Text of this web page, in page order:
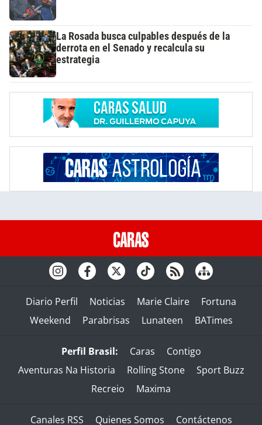
La Rosada busca culpables después de la
derrota en el Senado y recalcula su
estrategia
Diario Perfil Noticias Marie Claire
Fortuna
Weekend
Parabrisas Lunateen BATimes
Perfil Brasil: Caras
Contigo
Aventuras Na Historia
Rolling Stone
Sport Buzz
Recreio
Maxima
Canales RSS Quienes Somos Contáctenos